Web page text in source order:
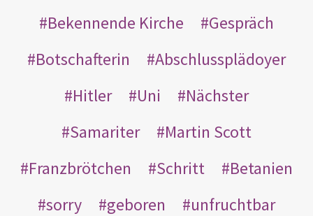
Bekennende Kirche
Gespräch
Botschafterin
Abschlussplädoyer
Hitler
Uni
Nächster
Samariter
Martin Scott
Franzbrötchen
Schritt
Betanien
sorry
geboren
unfruchtbar